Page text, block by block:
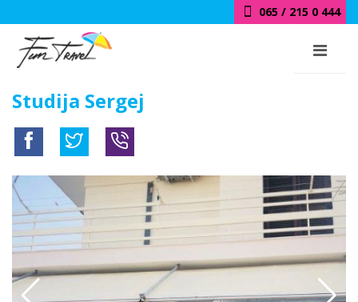
018 / 415 0 444
065 / 215 0 444
Studija Sergej